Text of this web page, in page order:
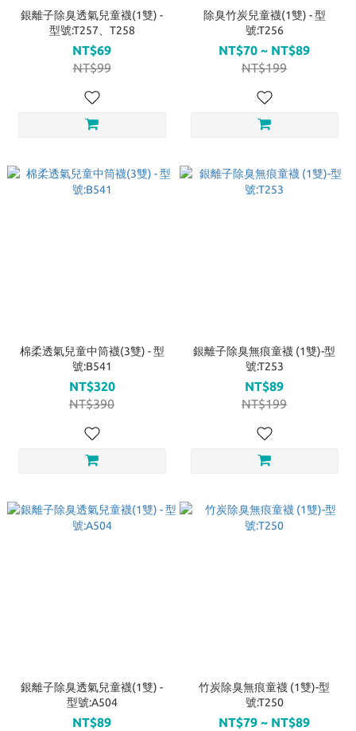
銀離子除臭透氣兒童襪(1雙) -
型號:T257、T258
NT$69
NT$99
除臭竹炭兒童襪(1雙) - 型
號:T256
NT$70 ~ NT$89
NT$199
棉柔透氣兒童中筒襪(3雙) - 型
號:B541
NT$320
NT$390
銀離子除臭無痕童襪 (1雙)-型
號:T253
NT$89
NT$199
銀離子除臭透氣兒童襪(1雙) -
型號:A504
NT$89
竹炭除臭無痕童襪 (1雙)-型
號:T250
NT$79 ~ NT$89